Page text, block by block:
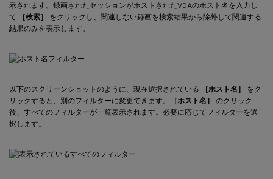
示されます。録画されたセッションがホストされたVDAのホスト名を入力し
て
［検索］
をクリックし、関連しない録画を検索結果から除外して関連する
結果のみを表示します。
以下のスクリーンショットのように、現在選択されている ［ホスト名］
をク
リックすると、別のフィルターに変更できます。
［ホスト名］
のクリック
後、すべてのフィルターが一覧表示されます。必要に応じてフィルターを選
択します。